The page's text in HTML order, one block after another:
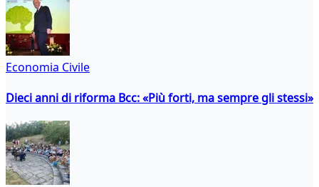
Economia Civile
Dieci anni di riforma Bcc: «Più forti, ma sempre gli stessi»